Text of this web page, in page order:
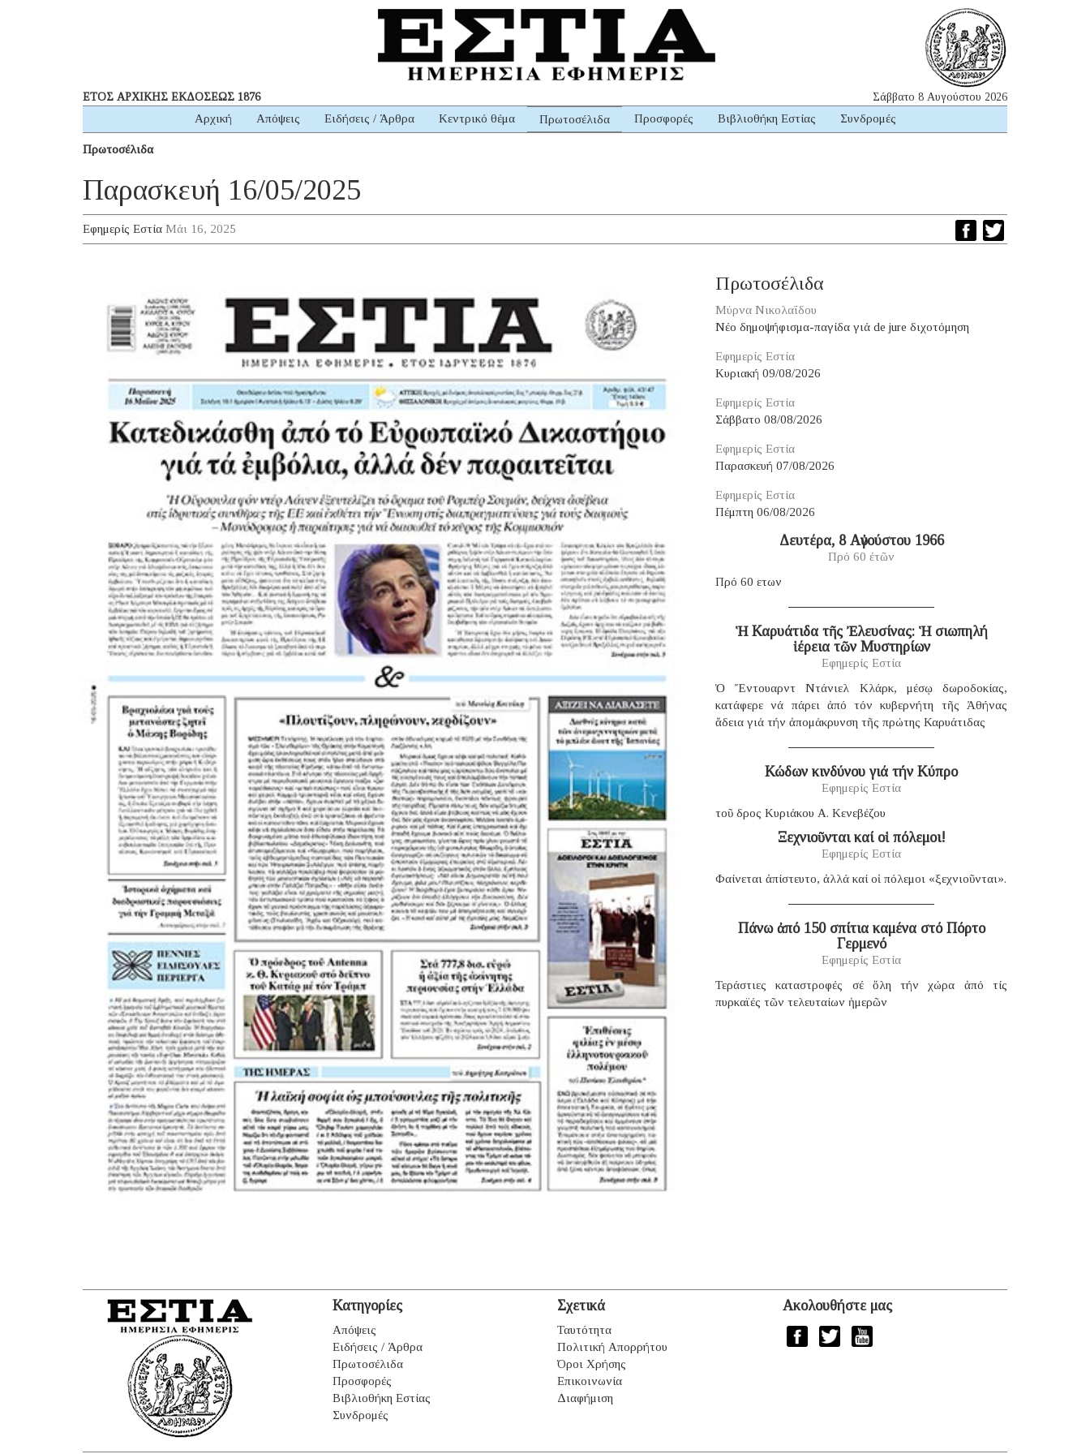
ΕΤΟΣ ΑΡΧΙΚΗΣ ΕΚΔΟΣΕΩΣ 1876 Σάββατο 8 Αυγούστου 2026
Αρχική Απόψεις Ειδήσεις / Άρθρα Κεντρικό θέμα Πρωτοσέλιδα Προσφορές Βιβλιοθήκη Εστίας Συνδρομές
Πρωτοσέλιδα
Παρασκευή 16/05/2025
Εφημερίς Εστία Μάι 16, 2025
Πρωτοσέλιδα
Μύρνα Νικολαΐδου
Νέο δημοψήφισμα-παγίδα γιά de jure διχοτόμηση
Εφημερίς Εστία
Κυριακή 09/08/2026
Εφημερίς Εστία
Σάββατο 08/08/2026
Εφημερίς Εστία
Παρασκευή 07/08/2026
Εφημερίς Εστία
Πέμπτη 06/08/2026
Δευτέρα, 8 Αὐγούστου 1966
Πρό 60 ἐτῶν
Πρό 60 ετων
Ἡ Καρυάτιδα τῆς Ἐλευσίνας: Ἡ σιωπηλή
ἱέρεια τῶν Μυστηρίων
Εφημερίς Εστία
Ὁ Ἔντουαρντ Ντάνιελ Κλάρκ, μέσῳ δωροδοκίας,
κατάφερε νά πάρει ἀπό τόν κυβερνήτη τῆς Ἀθήνας
ἄδεια γιά τήν ἀπομάκρυνση τῆς πρώτης Καρυάτιδας
Κώδων κινδύνου γιά τήν Κύπρο
Εφημερίς Εστία
τοῦ δρος Κυριάκου Α. Κενεβέζου
Ξεχνιοῦνται καί οἱ πόλεμοι!
Εφημερίς Εστία
Φαίνεται ἀπίστευτο, ἀλλά καί οἱ πόλεμοι «ξεχνιοῦνται».
Πάνω ἀπό 150 σπίτια καμένα στό Πόρτο
Γερμενό
Εφημερίς Εστία
Τεράστιες καταστροφές σέ ὅλη τήν χώρα ἀπό τίς
πυρκαϊές τῶν τελευταίων ἡμερῶν
Κατηγορίες
Απόψεις
Ειδήσεις / Άρθρα
Πρωτοσέλιδα
Προσφορές
Βιβλιοθήκη Εστίας
Συνδρομές
Σχετικά
Ταυτότητα
Πολιτική Απορρήτου
Όροι Χρήσης
Επικοινωνία
Διαφήμιση
Ακολουθήστε μας